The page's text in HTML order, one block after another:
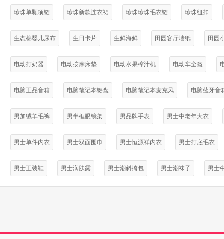
珍珠单颗项链 珍珠新款连衣裙 珍珠珍珠毛衣链 珍珠纽扣
生态棉婴儿尿布 生日卡片 生鲜海鲜 田园客厅墙纸 田园
电动打奶器 电动按摩床垫 电动水果榨汁机 电动车全盔
电脑正品音箱 电脑笔记本键盘 电脑笔记本麦克风 电脑蓝牙音
男加绒羊毛裤 男半框眼镜架 男品牌手表 男士中老年大衣
男士单件内衣 男士双面围巾 男士恒源祥内衣 男士打底毛衣
男士正装鞋 男士润肤露 男士潮斜挎包 男士潮袜子 男士